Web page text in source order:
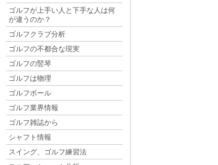
ゴルフが上手い人と下手な人は何
が違うのか？
ゴルフクラブ分析
ゴルフの不都合な現実
ゴルフの竪琴
ゴルフは物理
ゴルフボール
ゴルフ業界情報
ゴルフ雑誌から
シャフト情報
スイング、ゴルフ練習法